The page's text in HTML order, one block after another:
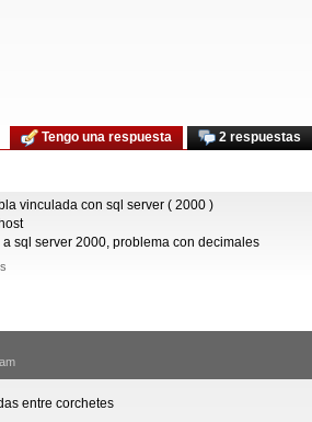
2 respuestas
Tengo una respuesta
vinculada con sql server ( 2000 )
sql server 2000, problema con decimales
entre corchetes